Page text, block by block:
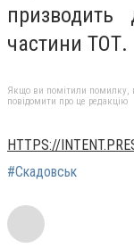
призводить
частини ТОТ.
Якщо ви помітили помилку,
повідомити про це редакцію
HTTPS://
#Скадовськ